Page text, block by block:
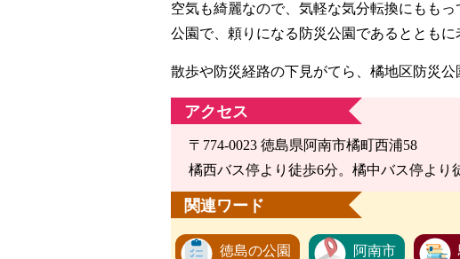
空気も綺麗なので、気軽な気分転換にもも
公園で、頼りになる防災公園であるとともに
散歩や防災経路の下見がてら、橘地区防災公
アクセス
〒774-0023 徳島県阿南市橘町西浦58
橘西バス停より徒歩6分。橘中バス停より
関連ワード
徳島の公園 阿南市